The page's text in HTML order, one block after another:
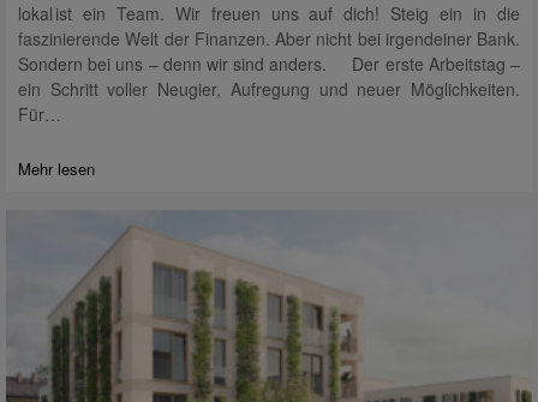
lokal ist ein Team. Wir freuen uns auf dich! Steig ein in die
faszinierende Welt der Finanzen. Aber nicht bei irgendeiner Bank.
Sondern bei uns – denn wir sind anders. Der erste Arbeitstag –
ein Schritt voller Neugier, Aufregung und neuer Möglichkeiten.
Für…
Mehr lesen